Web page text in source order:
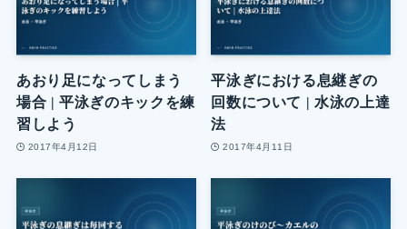
あおり足になってしまう
場合 | 平泳ぎのキックを練
習しよう
2017年4月12日
平泳ぎにおける息継ぎの
回数について | 水泳の上達
法
2017年4月11日